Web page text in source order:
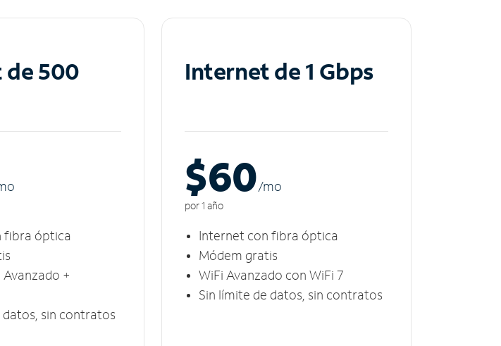
500
o
fibra óptica
+
datos, sin contratos
Internet de 1 Gbps
$60/mo
por 1 año
Internet con fibra óptica
Módem gratis
WiFi Avanzado con WiFi 7
Sin límite de datos, sin contratos